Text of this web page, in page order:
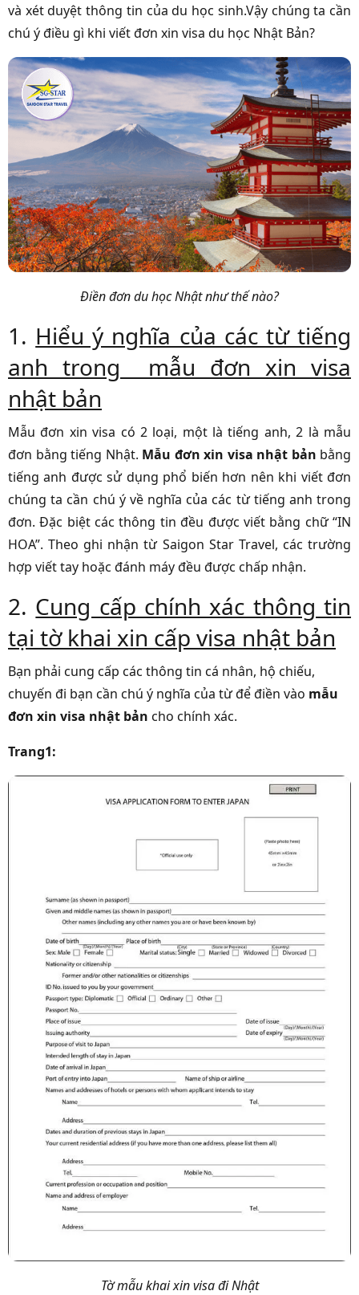
và xét duyệt thông tin của du học sinh.Vậy chúng ta cần
chú ý điều gì khi viết đơn xin visa du học Nhật Bản?
Điền đơn du học Nhật như thế nào?
1. Hiểu ý nghĩa của các từ tiếng
anh trong mẫu đơn xin visa
nhật bản
Mẫu đơn xin visa có 2 loại, một là tiếng anh, 2 là mẫu
đơn bằng tiếng Nhật. Mẫu đơn xin visa nhật bản bằng
tiếng anh được sử dụng phổ biến hơn nên khi viết đơn
chúng ta cần chú ý về nghĩa của các từ tiếng anh trong
đơn. Đặc biệt các thông tin đều được viết bằng chữ “IN
HOA”. Theo ghi nhận từ Saigon Star Travel, các trường
hợp viết tay hoặc đánh máy đều được chấp nhận.
2. Cung cấp chính xác thông tin
tại tờ khai xin cấp visa nhật bản
Bạn phải cung cấp các thông tin cá nhân, hộ chiếu,
chuyến đi bạn cần chú ý nghĩa của từ để điền vào mẫu
đơn xin visa nhật bản cho chính xác.
Trang1:
Tờ mẫu khai xin visa đi Nhật